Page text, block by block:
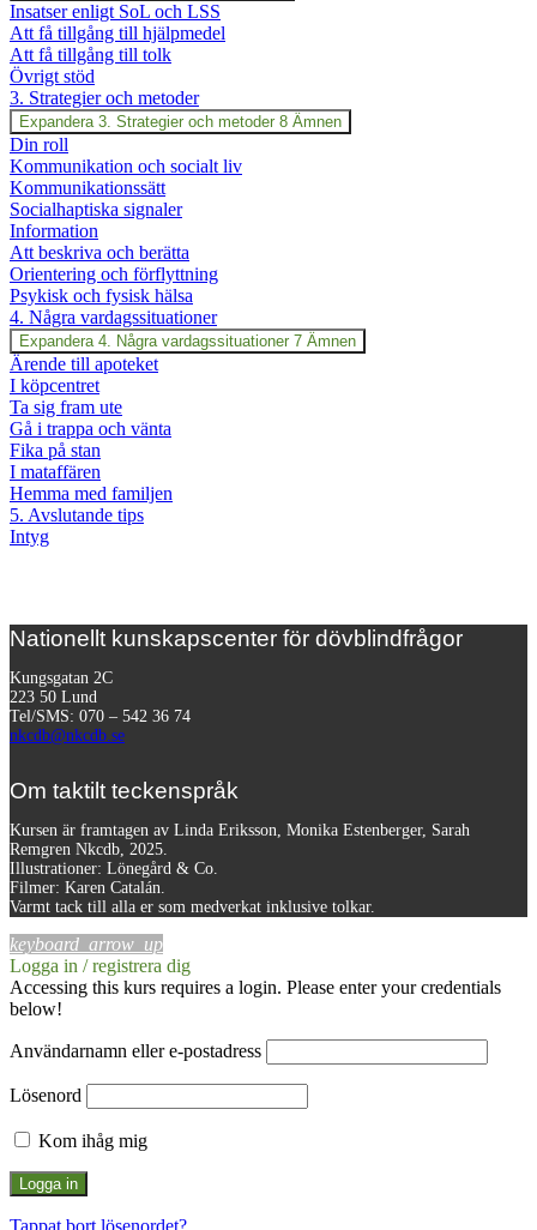
Insatser enligt SoL och LSS
Att få tillgång till hjälpmedel
Att få tillgång till tolk
Övrigt stöd
3. Strategier och metoder
Expandera 3. Strategier och metoder 8 Ämnen
Din roll
Kommunikation och socialt liv
Kommunikationssätt
Socialhaptiska signaler
Information
Att beskriva och berätta
Orientering och förflyttning
Psykisk och fysisk hälsa
4. Några vardagssituationer
Expandera 4. Några vardagssituationer 7 Ämnen
Ärende till apoteket
I köpcentret
Ta sig fram ute
Gå i trappa och vänta
Fika på stan
I mataffären
Hemma med familjen
5. Avslutande tips
Intyg
Nationellt kunskapscenter för dövblindfrågor
Kungsgatan 2C
223 50 Lund
Tel/SMS: 070 – 542 36 74
nkcdb@nkcdb.se
Om taktilt teckenspråk
Kursen är framtagen av Linda Eriksson, Monika Estenberger, Sarah
Remgren Nkcdb, 2025.
Illustrationer: Lönegård & Co.
Filmer: Karen Catalán.
Varmt tack till alla er som medverkat inklusive tolkar.
keyboard_arrow_up
Logga in / registrera dig
Accessing this kurs requires a login. Please enter your credentials
below!
Användarnamn eller e-postadress
Lösenord
Kom ihåg mig
Tappat bort lösenordet?